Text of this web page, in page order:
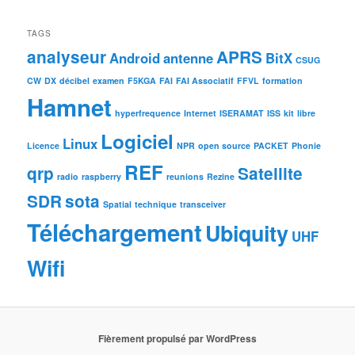
TAGS
analyseurAndroidantenneAPRS BitX CSUG
CW DX décibel examen F5KGA FAI FAI Associatif FFVL formation
Hamnet hyperfrequence Internet ISERAMAT ISS kit libre
Licence Linux Logiciel NPR open source PACKET Phonie
qrp radio raspberry REF reunions Rezine Satellite
SDRsota Spatial technique transceiver
TéléchargementUbiquity UHF
Wifi
Fièrement propulsé par WordPress